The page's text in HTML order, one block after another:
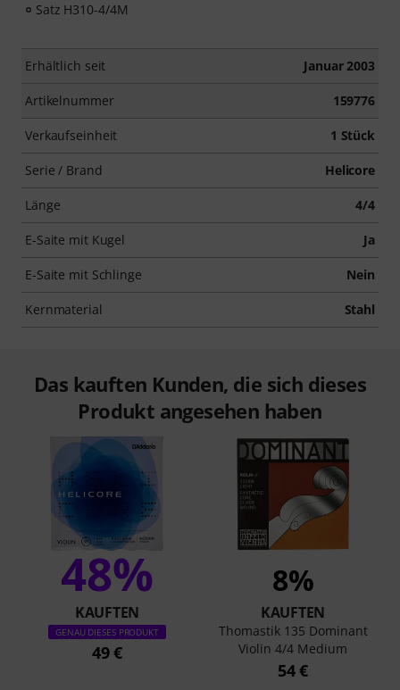
Satz H310-4/4M
Erhältlich seit Januar 2003
Artikelnummer 159776
Verkaufseinheit 1 Stück
Serie / Brand Helicore
Länge 4/4
E-Saite mit Kugel Ja
E-Saite mit Schlinge Nein
Kernmaterial Stahl
Das kauften Kunden, die sich dieses
Produkt angesehen haben
48%
KAUFTEN
GENAU DIESES PRODUKT
49 €
8%
KAUFTEN
Thomastik 135 Dominant
Violin 4/4 Medium
54 €